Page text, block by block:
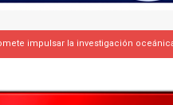
pero se reserva el derecho
de defensa mutua ante escalada de